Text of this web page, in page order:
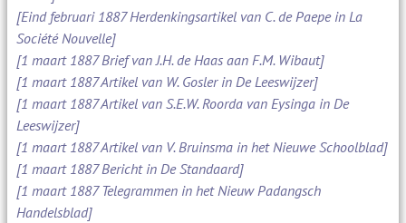
[Eind februari 1887 Herdenkingsartikel van C. de Paepe in La
Société Nouvelle]
[1 maart 1887 Brief van J.H. de Haas aan F.M. Wibaut]
[1 maart 1887 Artikel van W. Gosler in De Leeswijzer]
[1 maart 1887 Artikel van S.E.W. Roorda van Eysinga in De
Leeswijzer]
[1 maart 1887 Artikel van V. Bruinsma in het Nieuwe Schoolblad]
[1 maart 1887 Bericht in De Standaard]
[1 maart 1887 Telegrammen in het Nieuw Padangsch
Handelsblad]